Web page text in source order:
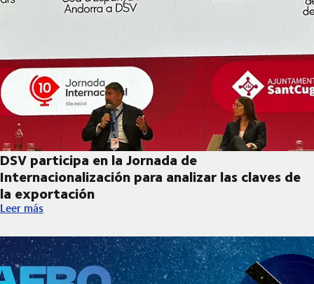
DSV participa en la Jornada de
Internacionalización para analizar las claves de
la exportación
DSV participa en la Jornada de Internacionalización para
Leer más